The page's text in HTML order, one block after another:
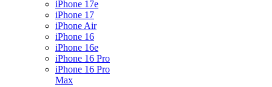
iPhone 17e
iPhone 17
iPhone Air
iPhone 16
iPhone 16e
iPhone 16 Pro
iPhone 16 Pro
Max